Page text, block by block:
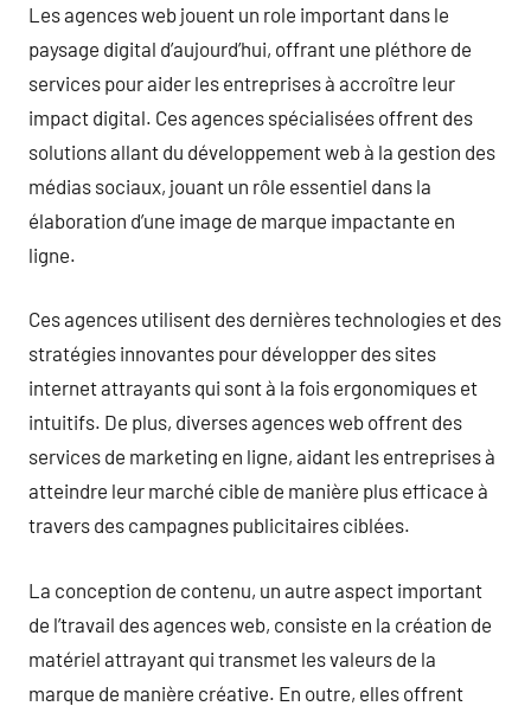
Les agences web jouent un role important dans le
paysage digital d’aujourd’hui, offrant une pléthore de
services pour aider les entreprises à accroître leur
impact digital. Ces agences spécialisées offrent des
solutions allant du développement web à la gestion des
médias sociaux, jouant un rôle essentiel dans la
élaboration d’une image de marque impactante en
ligne.
Ces agences utilisent des dernières technologies et des
stratégies innovantes pour développer des sites
internet attrayants qui sont à la fois ergonomiques et
intuitifs. De plus, diverses agences web offrent des
services de marketing en ligne, aidant les entreprises à
atteindre leur marché cible de manière plus efficace à
travers des campagnes publicitaires ciblées.
La conception de contenu, un autre aspect important
de l’travail des agences web, consiste en la création de
matériel attrayant qui transmet les valeurs de la
marque de manière créative. En outre, elles offrent